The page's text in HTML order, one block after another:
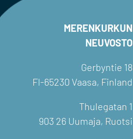
MERENKURKUN
NEUVOSTO
Gerbyntie 18
FI-65230 Vaasa, Finland
Thulegatan 1
903 26 Uumaja, Ruotsi